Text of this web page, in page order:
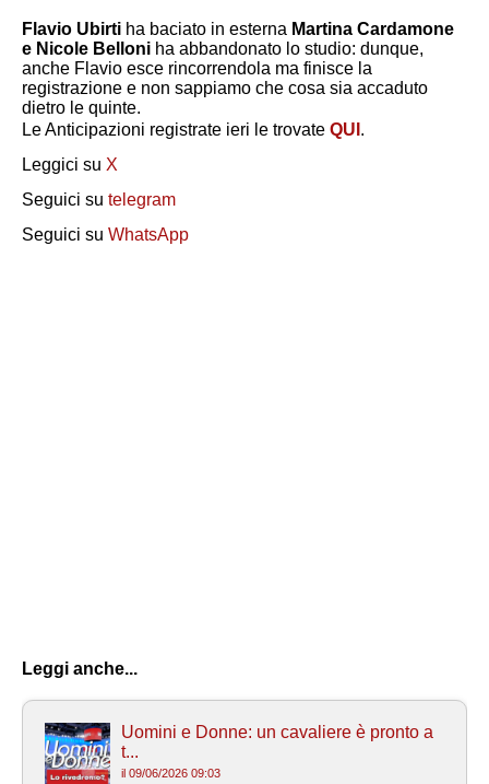
Flavio Ubirti ha baciato in esterna Martina Cardamone
e Nicole Belloni ha abbandonato lo studio: dunque,
anche Flavio esce rincorrendola ma finisce la
registrazione e non sappiamo che cosa sia accaduto
dietro le quinte.
Le Anticipazioni registrate ieri le trovate QUI .
Leggici su X
Seguici su telegram
Seguici su WhatsApp
Leggi anche...
Uomini e Donne: un cavaliere è pronto a
t...
il 09/06/2026 09:03